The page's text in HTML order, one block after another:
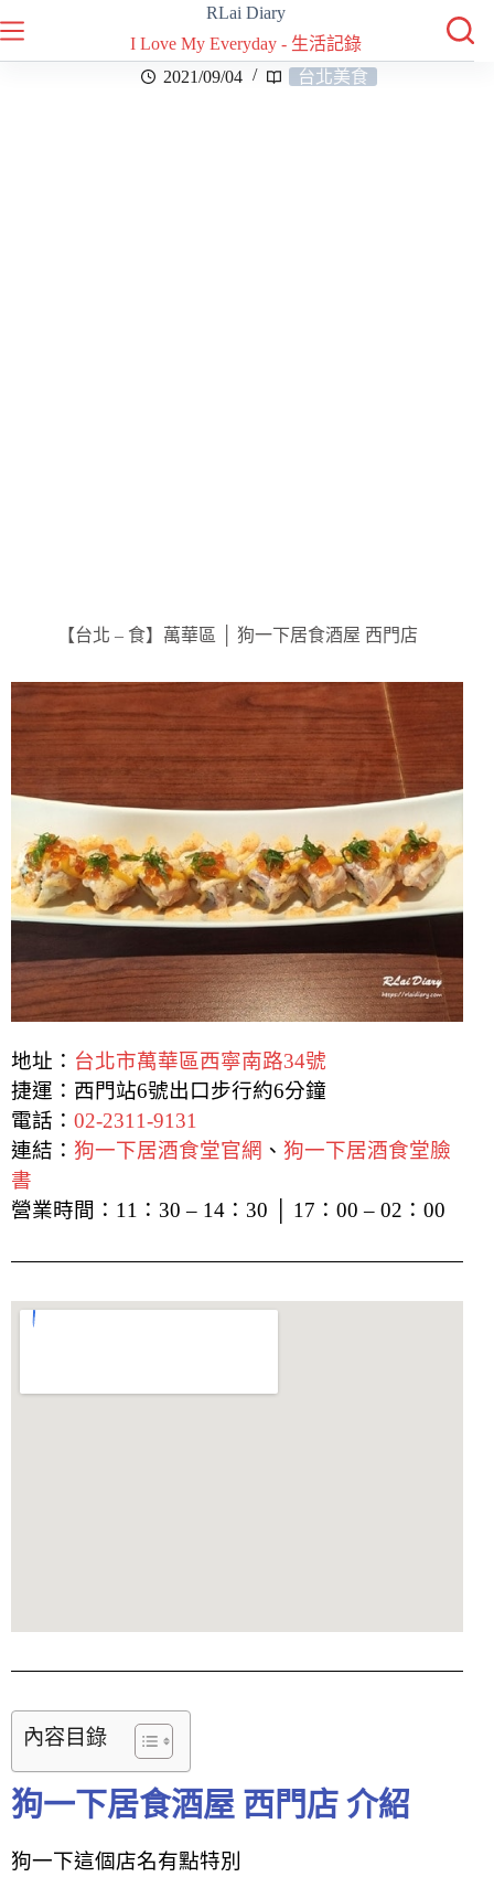
RLai Diary
I Love My Everyday - 生活記錄
2021/09/04
台北美食
【台北 – 食】萬華區 │ 狗一下居食酒屋 西門店
地址： 台北市萬華區西寧南路34號
捷運：西門站6號出口步行約6分鐘
電話： 02-2311-9131
連結： 狗一下居酒食堂官網 、 狗一下居酒食堂臉
書
營業時間： 11：30 – 14：30 │ 17：00 – 02：00
內容目錄
狗一下居食酒屋 西門店 介紹
狗一下這個店名有點特別